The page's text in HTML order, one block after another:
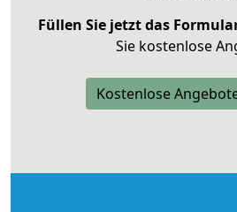
Füllen Sie jetzt das
Sie kostenlose
Kostenlose